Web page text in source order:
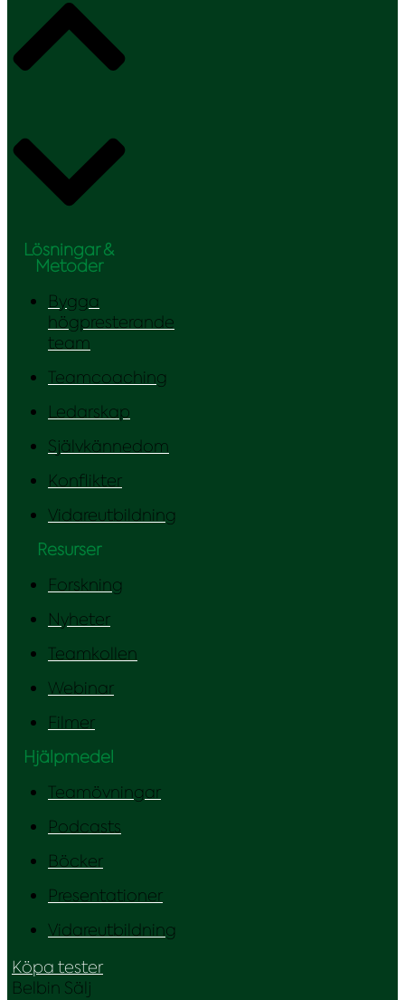
Lösningar &
Metoder
Bygga
högpresterande
team
Teamcoaching
Ledarskap
Självkännedom
Konflikter
Vidareutbildning
Resurser
Forskning
Nyheter
Teamkollen
Webinar
Filmer
Hjälpmedel
Teamövningar
Podcasts
Böcker
Presentationer
Vidareutbildning
Köpa tester
Belbin Sälj